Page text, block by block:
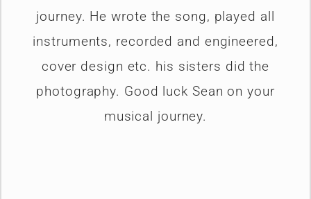
journey. He wrote the song, played all
instruments, recorded and engineered,
cover design etc. his sisters did the
photography. Good luck Sean on your
musical journey.